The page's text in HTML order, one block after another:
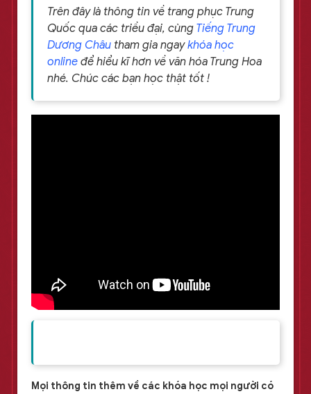
Trên đây là thông tin về trang phục Trung
Quốc qua các triều đại, cùng Tiếng Trung
Dương Châu tham gia ngaykhóa học
online để hiểu kĩ hơn về văn hóa Trung Hoa
nhé. Chúc các bạn học thật tốt !
Mọi thông tin thêm về các khóa học mọi người có